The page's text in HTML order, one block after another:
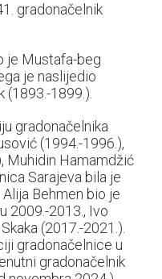
gradonačelnik
je Mustafa-beg
je naslijedio
(1893.-1899.).
gradonačelnika
(1994.-1996.),
Muhidin Hamamdžić
Sarajeva bila je
Behmen bio je
2009.-2013., Ivo
(2017.-2021.).
gradonačelnice u
gradonačelnik